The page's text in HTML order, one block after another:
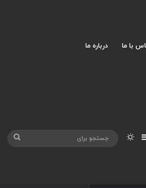
با ما درباره ما
نوارکناریتغییر پوسته